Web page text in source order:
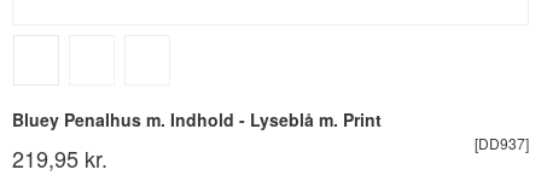
Bluey Penalhus m. Indhold - Lyseblå m. Print
[DD937]
219,95 kr.